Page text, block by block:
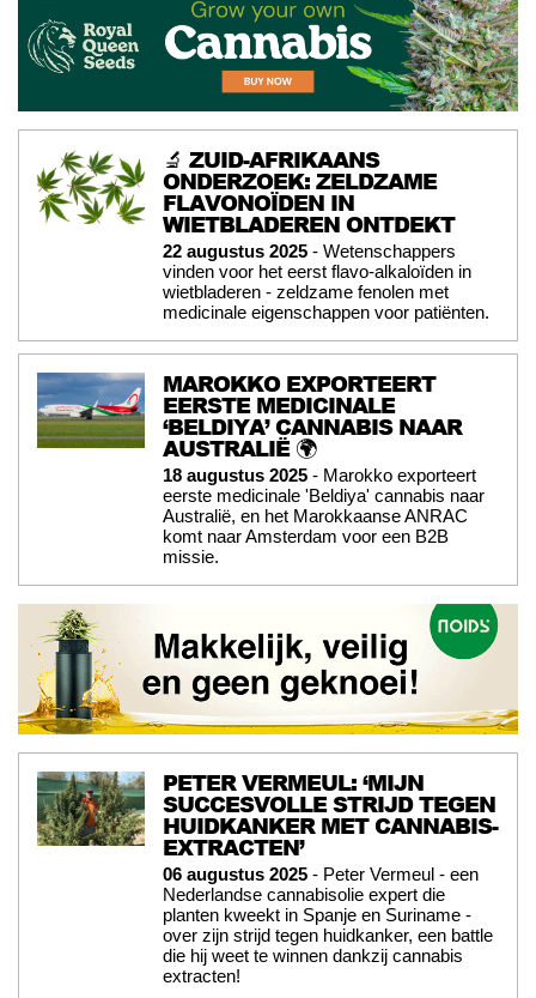
🔬 ZUID-AFRIKAANS
ONDERZOEK: ZELDZAME
FLAVONOÏDEN IN
WIETBLADEREN ONTDEKT
22 augustus 2025 - Wetenschappers
vinden voor het eerst flavo-alkaloïden in
wietbladeren - zeldzame fenolen met
medicinale eigenschappen voor patiënten.
MAROKKO EXPORTEERT
EERSTE MEDICINALE
‘BELDIYA’ CANNABIS NAAR
AUSTRALIË 🌍
18 augustus 2025 - Marokko exporteert
eerste medicinale 'Beldiya' cannabis naar
Australië, en het Marokkaanse ANRAC
komt naar Amsterdam voor een B2B
missie.
PETER VERMEUL: ‘MIJN
SUCCESVOLLE STRIJD TEGEN
HUIDKANKER MET CANNABIS-
EXTRACTEN’
06 augustus 2025 - Peter Vermeul - een
Nederlandse cannabisolie expert die
planten kweekt in Spanje en Suriname -
over zijn strijd tegen huidkanker, een battle
die hij weet te winnen dankzij cannabis
extracten!